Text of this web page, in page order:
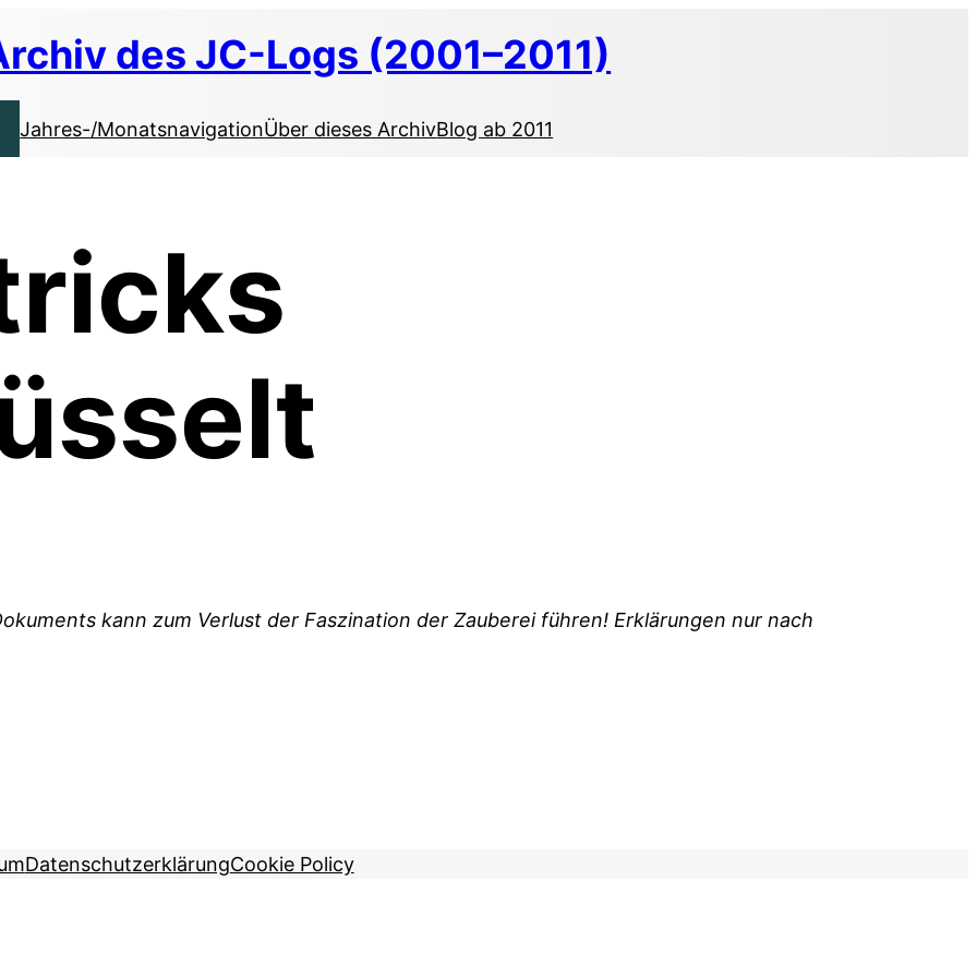
des JC-Logs (2001–2011)
Jahres-/MonatsnavigationÜber dieses ArchivBlog ab 2011
kann zum Verlust der Faszination der Zauberei führen! Erklärungen nur nach
DatenschutzerklärungCookie Policy